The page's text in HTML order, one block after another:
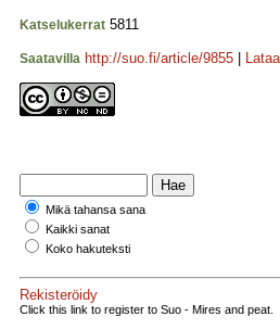
Katselukerrat 5811
Saatavilla http://suo.fi/article/9855
Mikä tahansa sana
Kaikki sanat
Koko hakuteksti
Rekisteröidy
Click this link to register to Suo - Mires and peat.